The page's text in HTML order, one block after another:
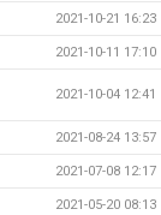
2021-10-21 16:23
2021-10-11 17:10
2021-10-04 12:41
2021-08-24 13:57
2021-07-08 12:17
2021-05-20 08:13